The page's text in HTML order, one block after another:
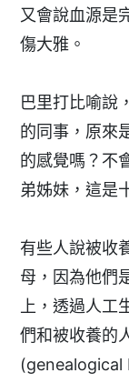
又會說血源是
傷大雅。
巴里打比喻說
的同事，原來
的感覺嗎？不
弟姊妹，這是
有些人說被收
母，因為他們
上，透過人工
們和被收養的
(genealogical